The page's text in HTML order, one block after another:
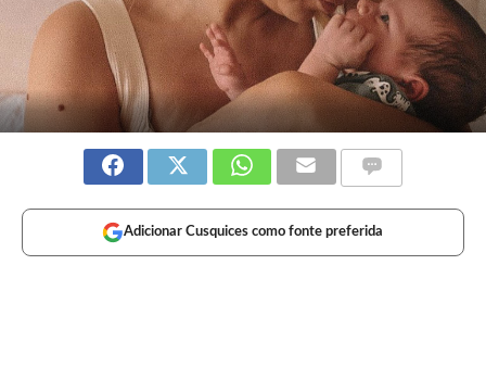
Adicionar Cusquices como fonte preferida